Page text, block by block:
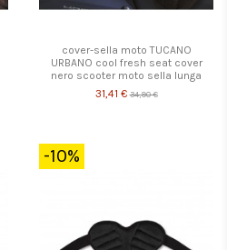
cover-sella moto TUCANO
URBANO cool fresh seat cover
nero scooter moto sella lunga
31,41 € 34,90 €
-10%